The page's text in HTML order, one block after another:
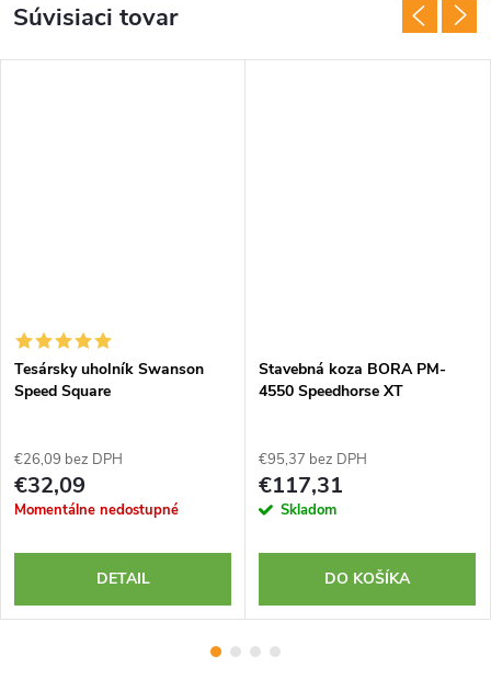
Súvisiaci tovar
Tesársky uholník Swanson
Speed Square
€26,09 bez DPH
€32,09
Momentálne nedostupné
DETAIL
Stavebná koza BORA PM-
4550 Speedhorse XT
€95,37 bez DPH
€117,31
Skladom
DO KOŠÍKA